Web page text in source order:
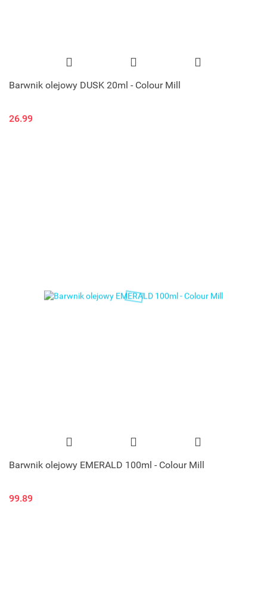
Barwnik olejowy DUSK 20ml - Colour Mill
26.99
Barwnik olejowy EMERALD 100ml - Colour Mill
99.89